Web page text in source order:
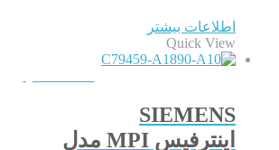
اطلاعات بیشتر
Quick View
SIEMENS
اینترفیس MPI مدل